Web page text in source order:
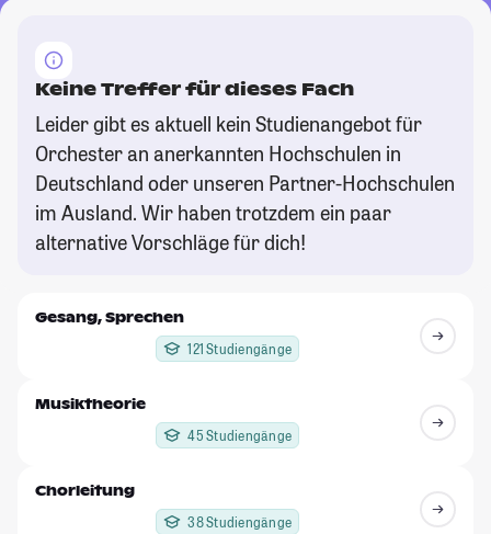
Keine Treffer für dieses Fach
Leider gibt es aktuell kein Studienangebot für
Orchester an anerkannten Hochschulen in
Deutschland oder unseren Partner-Hochschulen
im Ausland. Wir haben trotzdem ein paar
alternative Vorschläge für dich!
Gesang, Sprechen
121 Studiengänge
Musiktheorie
45 Studiengänge
Chorleitung
38 Studiengänge